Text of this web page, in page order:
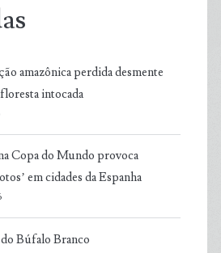
amazônica perdida desmente
intocada
Copa do Mundo provoca
em cidades da Espanha
Búfalo Branco